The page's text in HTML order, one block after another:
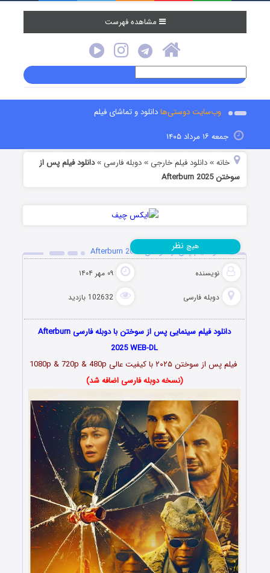
مشاهده فهرست
وب‌سایت دوستی‌هادانلود و تماشای فیلم
جمعه ۱۶ مرداد ۱۴۰۵
خانه »دانلود فیلم خارجی »دوبله فارسی »دانلود فیلم پس از
سوختن Afterburn 2025
دانلود فیلم پس از سوختن Afterburn 2025
نویسنده ۰۹ مهر ۱۴۰۴
دوبله فارسی 102632 بازدید
هیچ نظر
دانلود فیلم سینمایی پس از سوختن با دوبله فارسی Afterburn
2025 WEB-DL
فیلم پس از سوختن ۲۰۲۵ با کیفیت عالی 1080p & 720p & 480p
(نسخه دوبله فارسی اضافه شد)